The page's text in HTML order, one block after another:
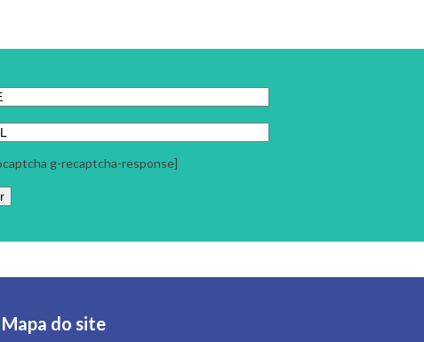
Mapa do site
HOME
QUEM SOMOS